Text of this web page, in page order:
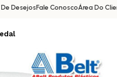
DesejosFale ConoscoÁrea Do